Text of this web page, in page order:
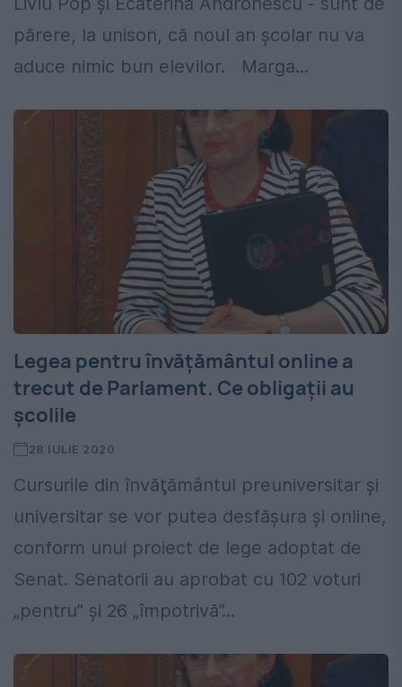
părere, la unison, că noul an şcolar nu va
aduce nimic bun elevilor. Marga...
Legea pentru învățământul online a
trecut de Parlament. Ce obligații au
școlile
28 IULIE 2020
Cursurile din învăţământul preuniversitar şi
universitar se vor putea desfășura și online,
conform unui proiect de lege adoptat de
Senat. Senatorii au aprobat cu 102 voturi
„pentru” și 26 „împotrivă”...